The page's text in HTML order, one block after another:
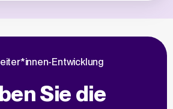
Entwicklung
Sie die